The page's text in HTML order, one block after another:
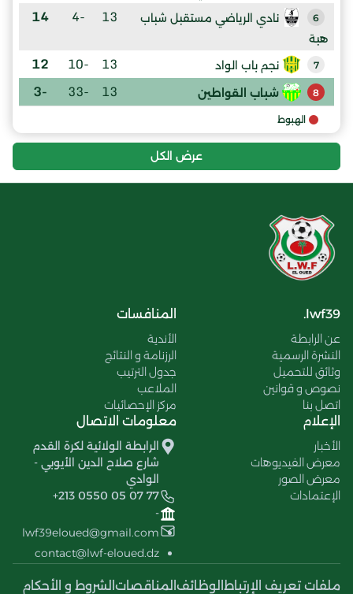
6
نادي الرياضي مستقبل شباب
هبة
13
-4
14
7 نجم باب الواد 13
-10
12
8 شباب القواطين 13
-33
-3
الهبوط
عرض الكل
lwf39.
عن الرابطة
النشرة الرسمية
وثائق للتحميل
نصوص و قوانين
اتصل بنا
المنافسات
الأندية
الرزنامة و النتائج
جدول الترتيب
الملاعب
مركز الإحصائيات
الإعلام
الأخبار
معرض الفيديوهات
معرض الصور
الإعتمادات
معلومات الاتصال
الرابطة الولائية لكرة القدم
شارع صلاح الدين الأيوبي -
الوادي
+213 0550 05 07 77
-
lwf39eloued@gmail.com
contact@lwf-eloued.dz
ملفات تعريف الإرتباط الوظائف المناقصات الشروط و الأحكام